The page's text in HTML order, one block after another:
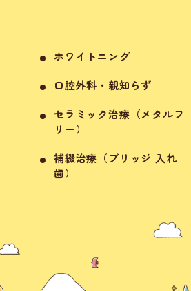
ホワイトニング
口腔外科・親知らず
セラミック治療（メタルフ
リー）
補綴治療（ブリッジ 入れ
歯）